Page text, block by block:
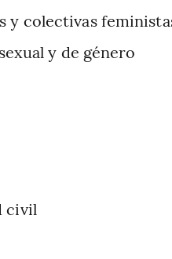
y colectivas
y de género
civil